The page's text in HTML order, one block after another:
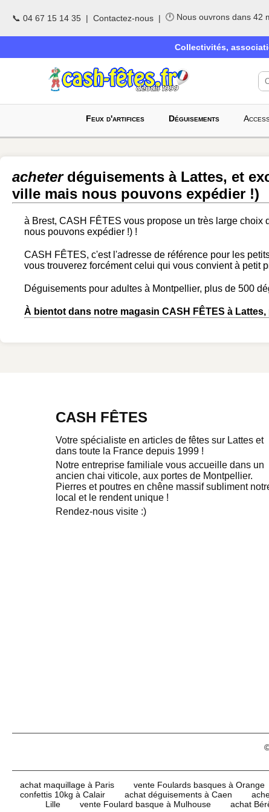
📞 04 67 15 14 35 | Contactez-nous | 🕛 Nous ouvrons dans 42
Collectivités,
Feux d'artifices Déguisements
acheterdéguisements à Lattes, et
ville mais nous pouvons expédier !)
à Brest, CASH FÊTES vous propose un très large choix
nous pouvons expédier !) !
CASH FÊTES, c'est l'adresse de référence pour les
vous trouverez forcément celui qui vous convient à petit
Déguisements pour adultes à Montpellier, plus de 500
À bientot dans notre magasin CASH FÊTES à Lattes,
CASH FÊTES
Votre spécialiste en articles de fêtes sur Lattes et
dans toute la France depuis 1999 !
Notre entreprise familiale vous accueille dans un
ancien chai viticole, aux portes de Montpellier.
Pierres et poutres en chêne massif subliment
local et le rendent unique !
Rendez-nous visite :)
achat maquillage à Paris vente Foulards basques à Orange
confettis 10kg à Calair
achat déguisements à Caen
Lille
vente Foulard basque à Mulhouse achat